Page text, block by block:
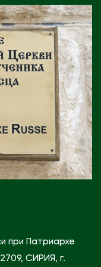
при Патриархе
СИРИЯ, г.